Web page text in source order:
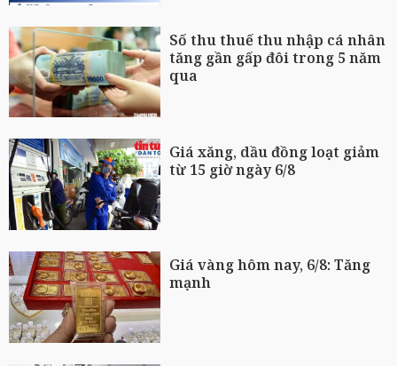
Số thu thuế thu nhập cá nhân
tăng gần gấp đôi trong 5 năm
qua
Giá xăng, dầu đồng loạt giảm
từ 15 giờ ngày 6/8
Giá vàng hôm nay, 6/8: Tăng
mạnh